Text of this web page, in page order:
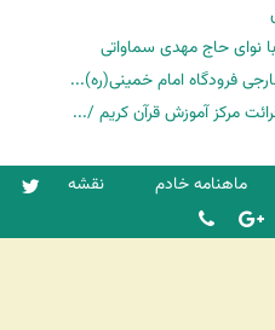
نوای حاج مهدی سماواتی
فرودگاه امام خمینی(ره)...
مرکز آموزش قرآن کریم /...
ماهنامه خادم نقشه